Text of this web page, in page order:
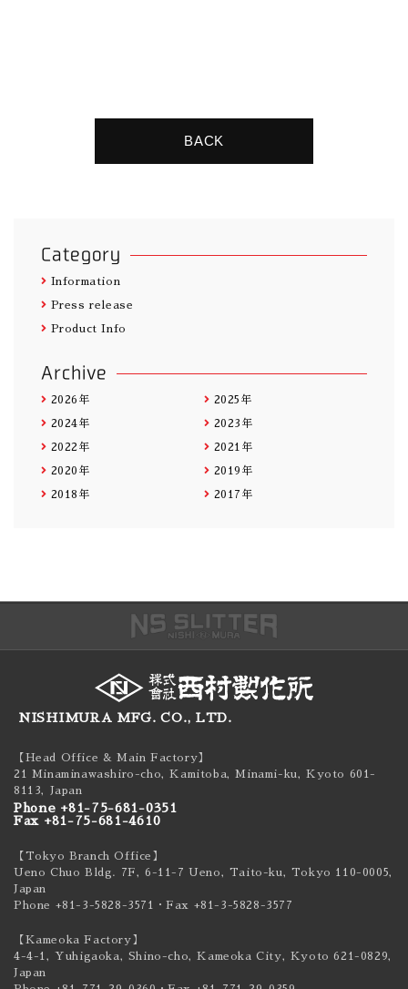
BACK
Category
Information
Press release
Product Info
Archive
2026年 2025年
2024年 2023年
2022年 2021年
2020年 2019年
2018年 2017年
NISHIMURA MFG. CO., LTD.
【Head Office & Main Factory】
21 Minaminawashiro-cho, Kamitoba, Minami-ku,Kyoto 601-
8113, Japan
Phone +81-75-681-0351
Fax +81-75-681-4610
【Tokyo Branch Office】
Ueno Chuo Bldg. 7F, 6-11-7 Ueno, Taito-ku, Tokyo 110-0005,
Japan
Phone +81-3-5828-3571
・Fax +81-3-5828-3577
【Kameoka Factory】
4-4-1, Yuhigaoka, Shino-cho, Kameoka City, Kyoto 621-0829,
Japan